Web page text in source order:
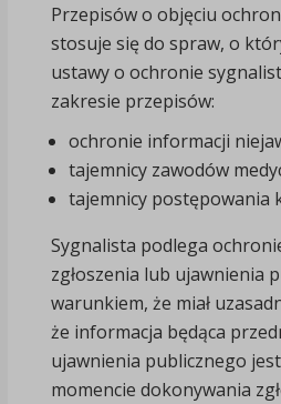
Przepisów o objęciu
stosuje się do spraw, o
ustawy o ochronie
zakresie przepisów:
ochronie informacji
tajemnicy zawodów
tajemnicy postępowania
Sygnalista podlega
zgłoszenia lub ujawnienia
warunkiem, że miał
że informacja będąca
ujawnienia publicznego
momencie dokonywania